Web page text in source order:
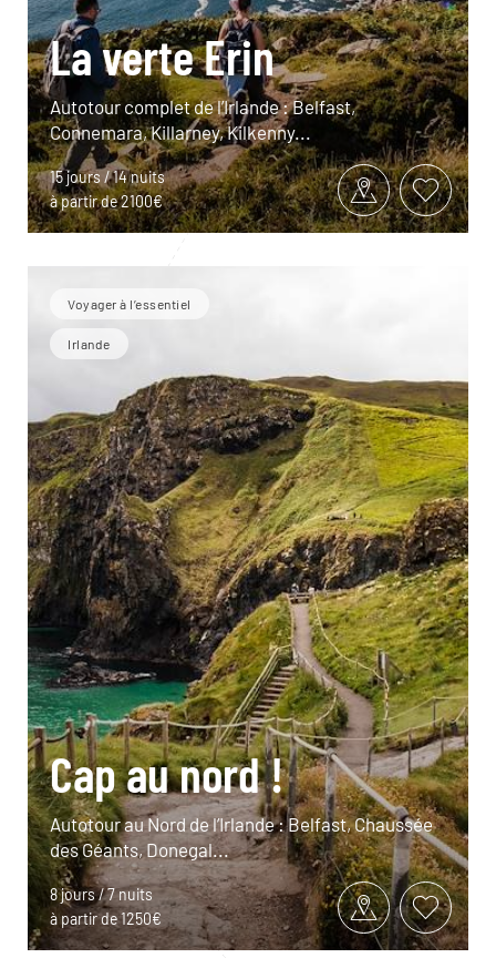
La verte Erin
Autotour complet de l’Irlande : Belfast,
Connemara, Killarney, Kilkenny...
15 jours / 14 nuits
à partir de 2100€
Voyager à l’essentiel
Irlande
Cap au nord !
Autotour au Nord de l’Irlande : Belfast, Chaussée
des Géants, Donegal...
8 jours / 7 nuits
à partir de 1250€